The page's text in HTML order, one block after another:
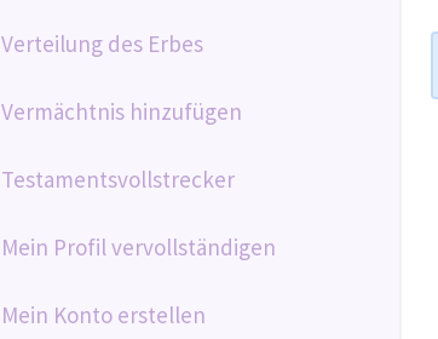
4. Verteilung des Erbes
5. Vermächtnis hinzufügen
6. Testamentsvollstrecker
7. Mein Profil vervollständigen
8. Mein Konto erstellen